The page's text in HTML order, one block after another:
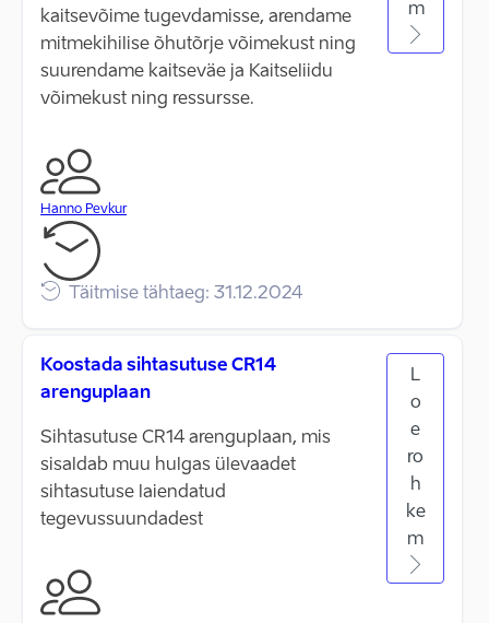
kaitsevõime tugevdamisse, arendame
mitmekihilise õhutõrje võimekust ning
suurendame kaitseväe ja Kaitseliidu
võimekust ning ressursse.
Hanno Pevkur
Täitmise tähtaeg: 31.12.2024
m
Koostada sihtasutuse CR14
arenguplaan
Sihtasutuse CR14 arenguplaan, mis
sisaldab muu hulgas ülevaadet
sihtasutuse laiendatud
tegevussuundadest
L
o
e
ro
h
ke
m